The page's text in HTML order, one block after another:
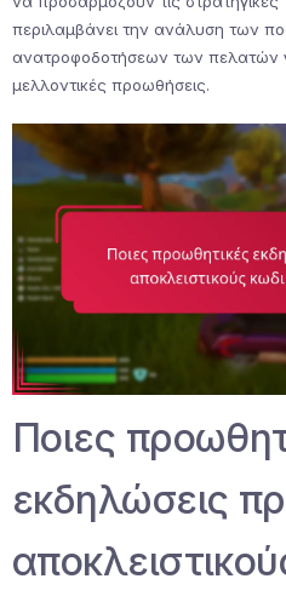
περιλαμβάνει την ανάλυση των
ανατροφοδοτήσεων των πελατών
μελλοντικές προωθήσεις.
Ποιες
εκδηλώσεις